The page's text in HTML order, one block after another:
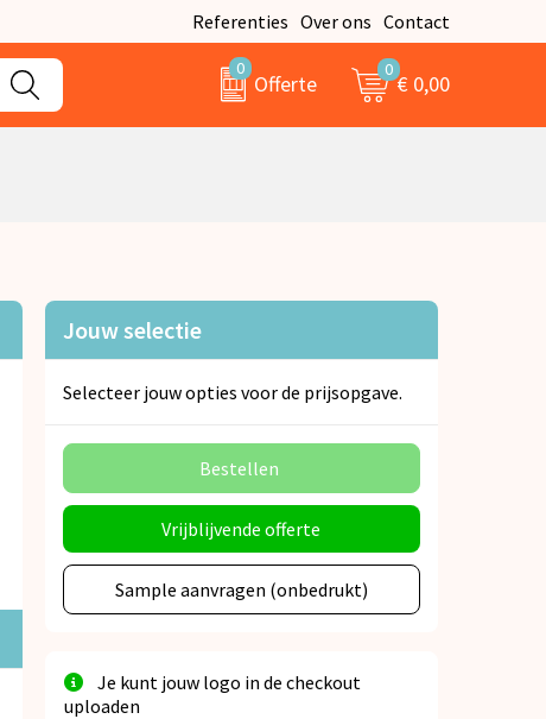
Referenties Over ons Contact
0
Offerte
0
€ 0,00
Jouw selectie
Selecteer jouw opties voor de prijsopgave.
Bestellen
Vrijblijvende offerte
Sample aanvragen (onbedrukt)
Je kunt jouw logo in de checkout
uploaden